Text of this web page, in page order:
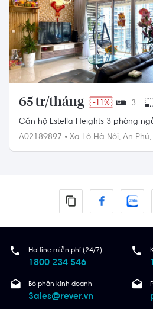
65 tr/tháng -11% 3
Căn hộ Estella Heights 3 phòng
A02189897 • Xa Lộ Hà Nội, An Phú,
Hotline miễn phí (24/7)
1800 234 546
Bộ phận kinh doanh
Sales@rever.vn